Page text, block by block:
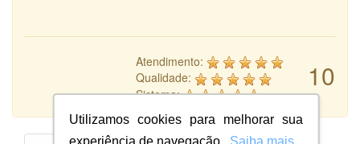
Utilizamos cookies para melhorar sua
10
Atendimento:
Qualidade:
Sistema: